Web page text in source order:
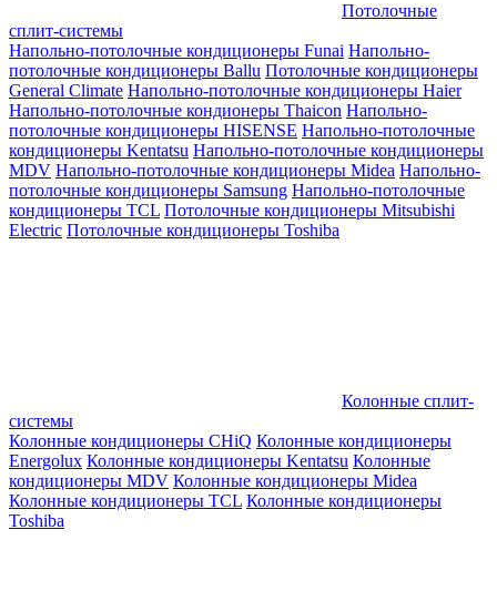
Потолочные
сплит-системы
Напольно-потолочные кондиционеры Funai Напольно-
потолочные кондиционеры Ballu Потолочные кондиционеры
General Climate Напольно-потолочные кондиционеры Haier
Напольно-потолочные кондионеры Thaicon Напольно-
потолочные кондиционеры HISENSE Напольно-потолочные
кондиционеры Kentatsu Напольно-потолочные кондиционеры
MDV Напольно-потолочные кондиционеры Midea Напольно-
потолочные кондиционеры Samsung Напольно-потолочные
кондиционеры TCL Потолочные кондиционеры Mitsubishi
Electric Потолочные кондиционеры Toshiba
Колонные сплит-
системы
Колонные кондиционеры CHiQ Колонные кондиционеры
Energolux Колонные кондиционеры Kentatsu Колонные
кондиционеры MDV Колонные кондиционеры Midea
Колонные кондиционеры TCL Колонные кондиционеры
Toshiba